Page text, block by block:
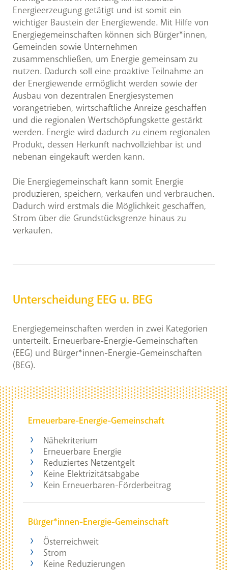
Energieerzeugung getätigt und ist somit ein
wichtiger Baustein der Energiewende. Mit Hilfe von
Energiegemeinschaften können sich Bürger*innen,
Gemeinden sowie Unternehmen
zusammenschließen, um Energie gemeinsam zu
nutzen. Dadurch soll eine proaktive Teilnahme an
der Energiewende ermöglicht werden sowie der
Ausbau von dezentralen Energiesystemen
vorangetrieben, wirtschaftliche Anreize geschaffen
und die regionalen Wertschöpfungskette gestärkt
werden. Energie wird dadurch zu einem regionalen
Produkt, dessen Herkunft nachvollziehbar ist und
nebenan eingekauft werden kann.
Die Energiegemeinschaft kann somit Energie
produzieren, speichern, verkaufen und verbrauchen.
Dadurch wird erstmals die Möglichkeit geschaffen,
Strom über die Grundstücksgrenze hinaus zu
verkaufen.
Unterscheidung EEG u. BEG
Energiegemeinschaften werden in zwei Kategorien
unterteilt. Erneuerbare-Energie-Gemeinschaften
(EEG) und Bürger*innen-Energie-Gemeinschaften
(BEG).
Erneuerbare-Energie-Gemeinschaft
Nähekriterium
Erneuerbare Energie
Reduziertes Netzentgelt
Keine Elektrizitätsabgabe
Kein Erneuerbaren-Förderbeitrag
Bürger*innen-Energie-Gemeinschaft
Österreichweit
Strom
Keine Reduzierungen